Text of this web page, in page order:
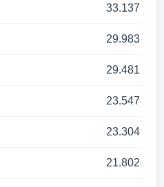
33.137
29.983
29.481
23.547
23.304
21.802